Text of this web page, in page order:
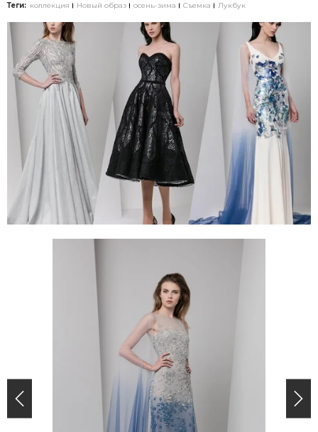
Теги: коллекция Новый образ осень-зима Съемка Лукбук